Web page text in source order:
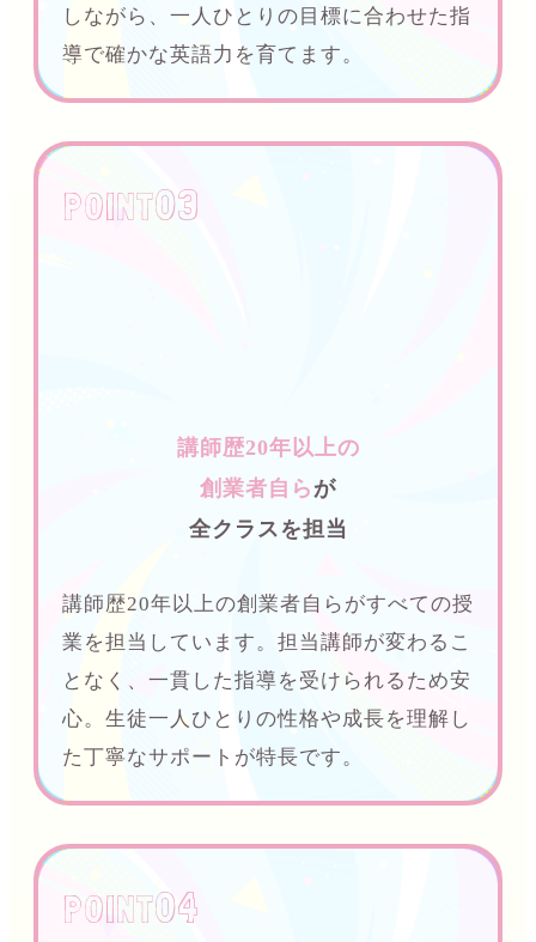
しながら、一人ひとりの目標に合わせた指
導で確かな英語力を育てます。
P0INT03
講師歴20年以上の
創業者自ら が
全クラスを担当
講師歴20年以上の創業者自らがすべての授
業を担当しています。担当講師が変わるこ
となく、一貫した指導を受けられるため安
心。生徒一人ひとりの性格や成長を理解し
た丁寧なサポートが特長です。
P0INT04